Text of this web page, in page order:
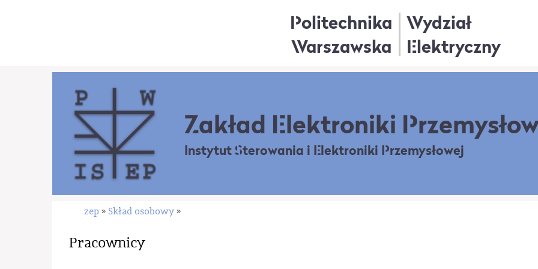
Politechnika
Warszawska
Wydział
Elektryczny
Zakład Elektroniki
Instytut Sterowania i Elektroniki Przemysłowej
zep » Skład osobowy »
Pracownicy